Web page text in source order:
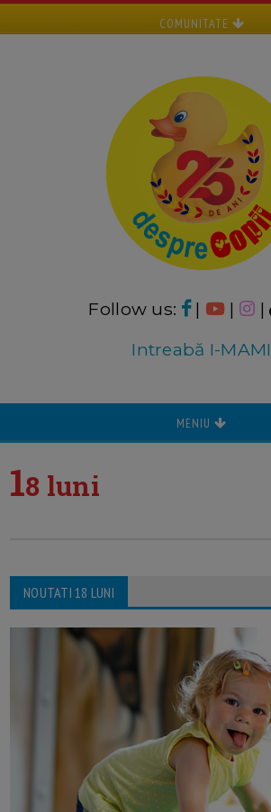
COMUNITATE
Follow us: | | |
Intreabă I-MAMI
MENIU
18 luni
NOUTATI 18 LUNI